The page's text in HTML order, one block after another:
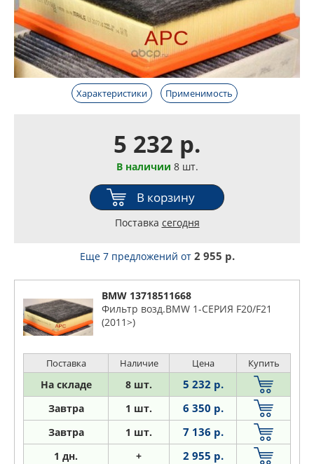
Характеристики Применимость
5 232 р.
В наличии 8 шт.
В корзину
Поставка сегодня
Еще 7 предложений от 2 955 р.
BMW 13718511668
Фильтр возд.BMW 1-СЕРИЯ F20/F21
(2011>)
Поставка Наличие Цена Купить
На складе 8 шт. 5 232 р.
Завтра 1 шт. 6 350 р.
Завтра 1 шт. 7 136 р.
1 дн. + 2 955 р.